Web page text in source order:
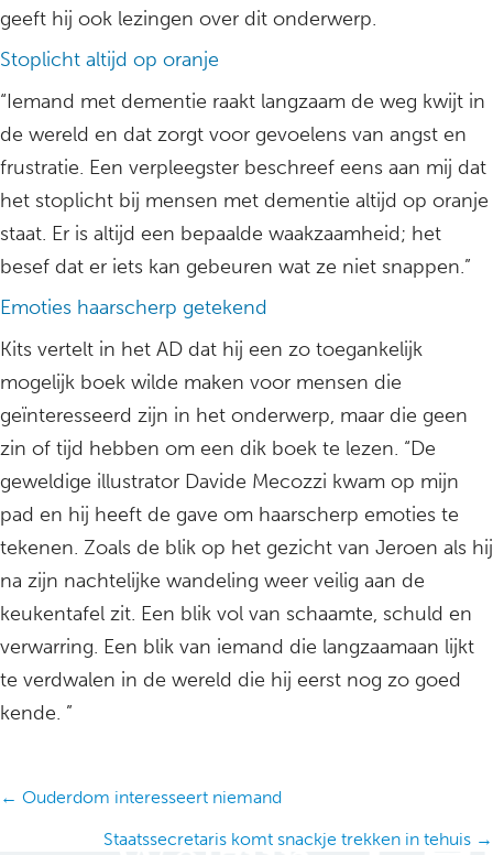
geeft hij ook lezingen over dit onderwerp.
Stoplicht altijd op oranje
“Iemand met dementie raakt langzaam de weg kwijt in
de wereld en dat zorgt voor gevoelens van angst en
frustratie. Een verpleegster beschreef eens aan mij dat
het stoplicht bij mensen met dementie altijd op oranje
staat. Er is altijd een bepaalde waakzaamheid; het
besef dat er iets kan gebeuren wat ze niet snappen.”
Emoties haarscherp getekend
Kits vertelt in het AD dat hij een zo toegankelijk
mogelijk boek wilde maken voor mensen die
geïnteresseerd zijn in het onderwerp, maar die geen
zin of tijd hebben om een dik boek te lezen. “De
geweldige illustrator Davide Mecozzi kwam op mijn
pad en hij heeft de gave om haarscherp emoties te
tekenen. Zoals de blik op het gezicht van Jeroen als hij
na zijn nachtelijke wandeling weer veilig aan de
keukentafel zit. Een blik vol van schaamte, schuld en
verwarring. Een blik van iemand die langzaamaan lijkt
te verdwalen in de wereld die hij eerst nog zo goed
kende. ”
Posts
navigation
← Ouderdom interesseert niemand
Staatssecretaris komt snackje trekken in tehuis →